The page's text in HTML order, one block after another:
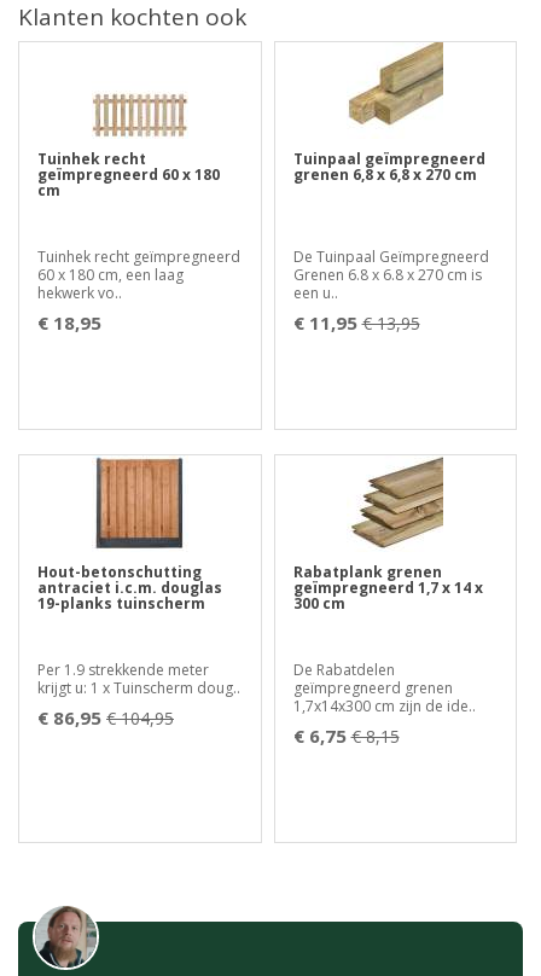
Klanten kochten ook
Tuinhek recht
geïmpregneerd 60 x 180
cm
Tuinhek recht geïmpregneerd
60 x 180 cm, een laag
hekwerk vo..
€ 18,95
Tuinpaal geïmpregneerd
grenen 6,8 x 6,8 x 270 cm
De Tuinpaal Geïmpregneerd
Grenen 6.8 x 6.8 x 270 cm is
een u..
€ 11,95 € 13,95
Hout-betonschutting
antraciet i.c.m. douglas
19-planks tuinscherm
Per 1.9 strekkende meter
krijgt u: 1 x Tuinscherm doug..
€ 86,95 € 104,95
Rabatplank grenen
geïmpregneerd 1,7 x 14 x
300 cm
De Rabatdelen
geïmpregneerd grenen
1,7x14x300 cm zijn de ide..
€ 6,75 € 8,15